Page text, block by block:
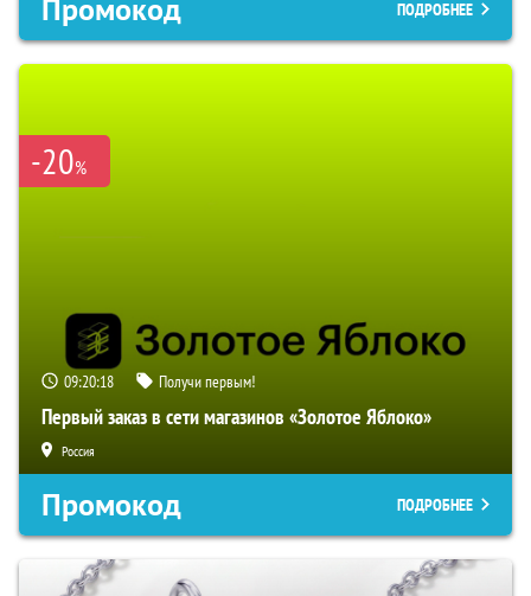
Промокод ПОДРОБНЕЕ
-20%
09:20:18 Получи первым!
Первый заказ в сети магазинов «Золотое Яблоко»
Россия
Промокод ПОДРОБНЕЕ